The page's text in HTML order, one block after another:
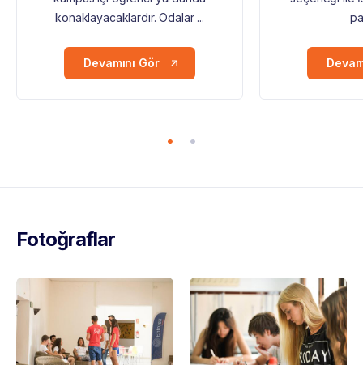
konaklayacaklardır. Odalar ...
Devamını Gör
Fotoğraflar